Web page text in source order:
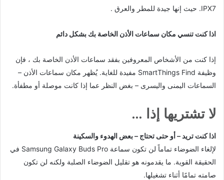
IPX7. حيث إنها جيدة للمطر والعرق .
اذا كنت تنسي مكان سماعات الأذن الخاصة بك بشكل دائم
إذا كنت من الأشخاص المعروفين بفقد سماعات الأذن الخاصة بك ، فإن
وظيفة SmartThings Find مفيدة للغاية. يُظهر مكان سماعات الأذن –
السماعات اليمنى واليسرى – بغض النظر عما إذا كانت موصلة أو مطفأة.
لا تشتريها إذا …
اذا كنت تريد – أو حتى تحتاج – بعض الهدوء والسكينة
لإلغاء الضوضاء تماماً لن تكون سماعة Samsung Galaxy Buds Pro في
الحقيقة القوية. ما يقدمونه هو تقليل الضوضاء الصلبة ولكنه لن تكون
صامته تمامًا أثناء تشغيلها.